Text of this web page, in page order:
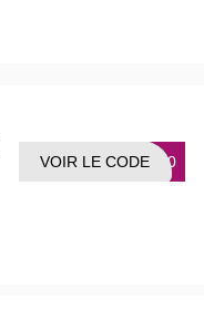
KS20
VOIR LE CODE